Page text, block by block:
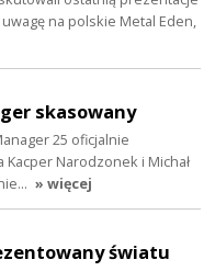
na polskie Metal Eden,
skasowany
25 oficjalnie
Kacper Narodzonek i Michał
» więcej
światu